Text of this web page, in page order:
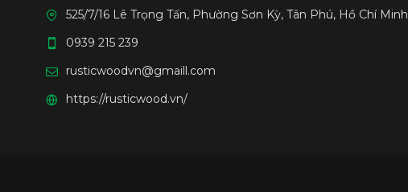
525/7/16 Lê Trọng Tấn, Phường Sơn Kỳ, Tân Phú, Hồ Chí Minh
0939 215 239
rusticwoodvn@gmaill.com
https://rusticwood.vn/